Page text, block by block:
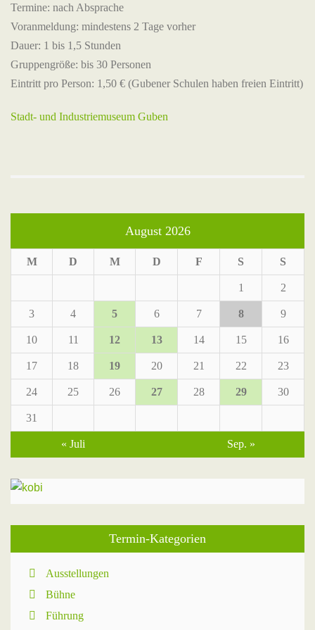
Termine: nach Absprache
Voranmeldung: mindestens 2 Tage vorher
Dauer: 1 bis 1,5 Stunden
Gruppengröße: bis 30 Personen
Eintritt pro Person: 1,50 € (Gubener Schulen haben freien Eintritt)
Stadt- und Industriemuseum Guben
August 2026
M D M D F S S
1 2
3 4 5 6 7 8 9
10 11 12 13 14 15 16
17 18 19 20 21 22 23
24 25 26 27 28 29 30
31
« Juli Sep. »
Termin-Kategorien
Ausstellungen
Bühne
Führung